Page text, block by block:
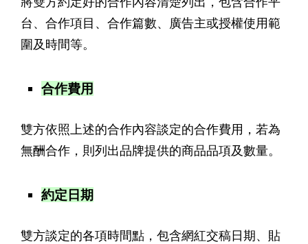
台、合作項目、合作篇數、廣告主或授權使用範
圍及時間等。
合作費用
雙方依照上述的合作內容談定的合作費用，若為
無酬合作，則列出品牌提供的商品品項及數量。
約定日期
雙方談定的各項時間點，包含網紅交稿日期、貼